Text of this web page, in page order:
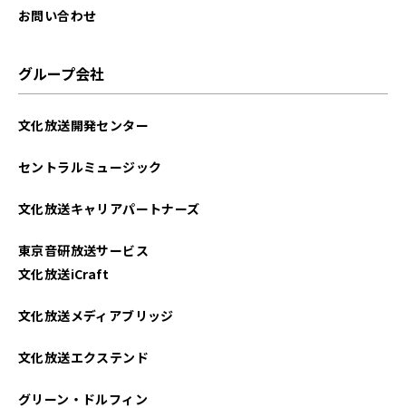
2022年08月
2021年05月
2021年04月
お問い合わせ
グループ会社
文化放送開発センター
セントラルミュージック
文化放送キャリアパートナーズ
東京音研放送サービス
文化放送iCraft
文化放送メディアブリッジ
文化放送エクステンド
グリーン・ドルフィン